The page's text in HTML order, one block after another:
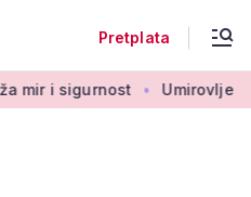
Pretplata
Umirovljenica Ljubica